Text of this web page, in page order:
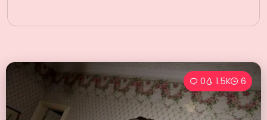
0 1.5K 6